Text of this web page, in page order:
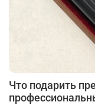
Что подарить